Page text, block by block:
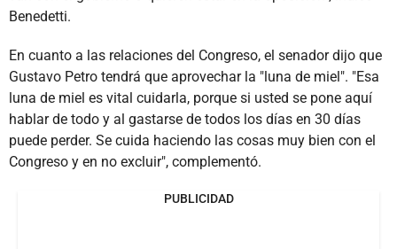
Benedetti.
En cuanto a las relaciones del Congreso, el senador dijo que
Gustavo Petro tendrá que aprovechar la "luna de miel". "Esa
luna de miel es vital cuidarla, porque si usted se pone aquí
hablar de todo y al gastarse de todos los días en 30 días
puede perder. Se cuida haciendo las cosas muy bien con el
Congreso y en no excluir", complementó.
PUBLICIDAD